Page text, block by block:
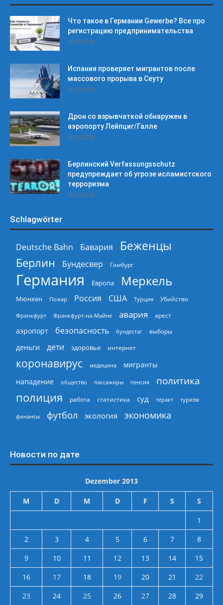
Что такое в Германии Gewerbe? Все про
регистрацию предпринимательства
07.08.2026
Испания проверяет мигрантов после
массового прорыва в Сеуту
06.08.2026
Дрон со взрывчаткой обнаружен в
аэропорту Лейпциг/Галле
06.08.2026
Берлинский Verfassungsschutz
предупреждает об угрозе исламистского
терроризма
06.08.2026
Schlagwörter
Deutsche Bahn Бавария
Беженцы
Берлин
Бундесвер Гамбург
Германия Европа Меркель
Мюнхен Пожар Россия США Турция Убийство
Франкфурт Франкфурт-на-Майне авария арест
аэропорт безопасность бундестаг выборы
деньги дети здоровье интернет
коронавирус медицина
мигранты
нападение
общество пассажиры пенсия политика
полиция работа статистика суд теракт туризм
финансы футбол экология экономика
Новости по дате
Dezember 2013
M D M D F S S
1
2
3 4 5 6 7
8
9
10 11 12 13 14
15
16
17 18 19 20 21
22
23
24 25 26 27 28 29